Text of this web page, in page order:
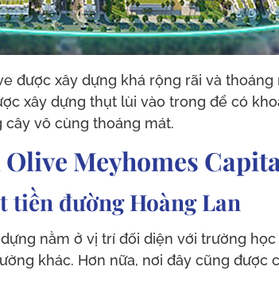
được xây dựng khá rộng rãi và
xây dựng thụt lùi vào trong để có
vô cùng thoáng mát.
Meyhomes
tiền đường Hoàng Lan
nằm ở vị trí đối diện với trường
khác. Hơn nữa, nơi đây cũng